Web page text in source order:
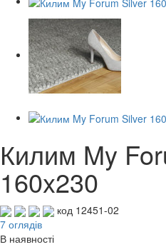
Килим My
160x230
код 12451-02
7 оглядів
В наявності